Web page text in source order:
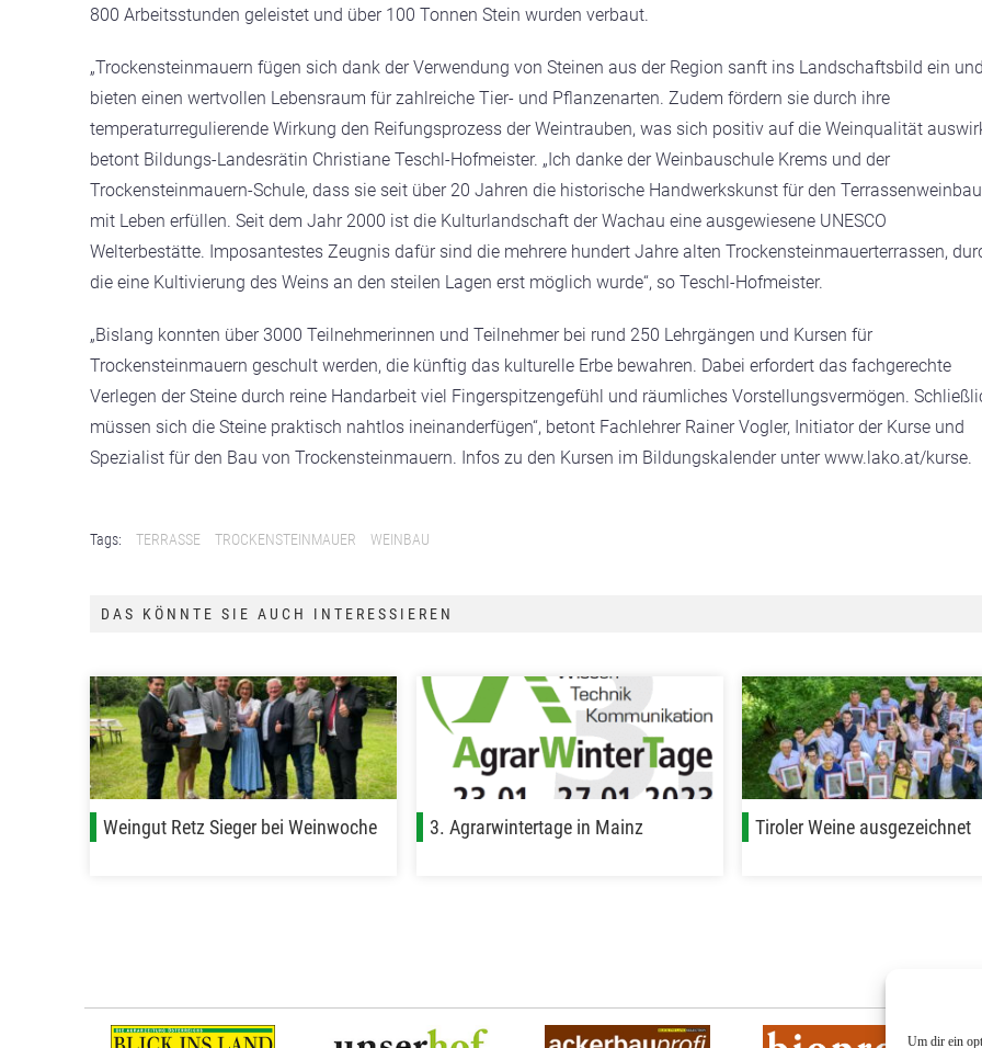
Um dir ein
800 Arbeitsstunden geleistet und über 100 Tonnen Stein wurden verbaut.
„Trockensteinmauern fügen sich dank der Verwendung von Steinen aus der Region sanft ins Landschaftsbild ein und
bieten einen wertvollen Lebensraum für zahlreiche Tier- und Pflanzenarten. Zudem fördern sie durch ihre
temperaturregulierende Wirkung den Reifungsprozess der Weintrauben, was sich positiv auf die Weinqualität
betont Bildungs-Landesrätin Christiane Teschl-Hofmeister. „Ich danke der Weinbauschule Krems und der
Trockensteinmauern-Schule, dass sie seit über 20 Jahren die historische Handwerkskunst für den Terrassenweinbau
mit Leben erfüllen. Seit dem Jahr 2000 ist die Kulturlandschaft der Wachau eine ausgewiesene UNESCO
Welterbestätte. Imposantestes Zeugnis dafür sind die mehrere hundert Jahre alten Trockensteinmauerterrassen,
die eine Kultivierung des Weins an den steilen Lagen erst möglich wurde“, so Teschl-Hofmeister.
„Bislang konnten über 3000 Teilnehmerinnen und Teilnehmer bei rund 250 Lehrgängen und Kursen für
Trockensteinmauern geschult werden, die künftig das kulturelle Erbe bewahren. Dabei erfordert das fachgerechte
Verlegen der Steine durch reine Handarbeit viel Fingerspitzengefühl und räumliches Vorstellungsvermögen.
müssen sich die Steine praktisch nahtlos ineinanderfügen“, betont Fachlehrer Rainer Vogler, Initiator der Kurse und
Spezialist für den Bau von Trockensteinmauern. Infos zu den Kursen im Bildungskalender unterwww.lako.at/kurse.
Tags: TERRASSE TROCKENSTEINMAUER WEINBAU
DAS KÖNNTE SIE AUCH INTERESSIEREN
Weingut Retz Sieger bei Weinwoche 3. Agrarwintertage in Mainz Tiroler Weine ausgezeichnet